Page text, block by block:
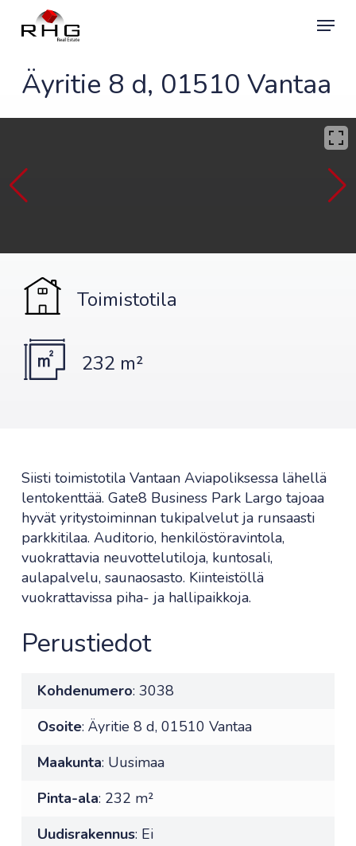
Menu
Äyritie 8 d, 01510 Vantaa
Toimistotila
232 m²
Siisti toimistotila Vantaan Aviapoliksessa lähellä
lentokenttää. Gate8 Business Park Largo tajoaa
hyvät yritystoiminnan tukipalvelut ja runsaasti
parkkitilaa. Auditorio, henkilöstöravintola,
vuokrattavia neuvottelutiloja, kuntosali,
aulapalvelu, saunaosasto. Kiinteistöllä
vuokrattavissa piha- ja hallipaikkoja.
Perustiedot
Kohdenumero: 3038
Osoite: Äyritie 8 d, 01510 Vantaa
Maakunta: Uusimaa
Pinta-ala: 232 m²
Uudisrakennus: Ei